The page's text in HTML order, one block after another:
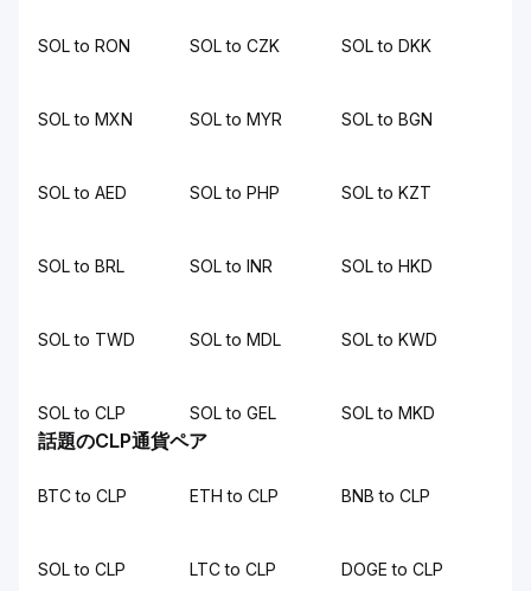
SOL to RON SOL to CZK SOL to DKK
SOL to MXN SOL to MYR SOL to BGN
SOL to AED SOL to PHP SOL to KZT
SOL to BRL SOL to INR SOL to HKD
SOL to TWD SOL to MDL SOL to KWD
SOL to CLP SOL to GEL SOL to MKD
話題のCLP通貨ペア
BTC to CLP ETH to CLP BNB to CLP
SOL to CLP LTC to CLP DOGE to CLP